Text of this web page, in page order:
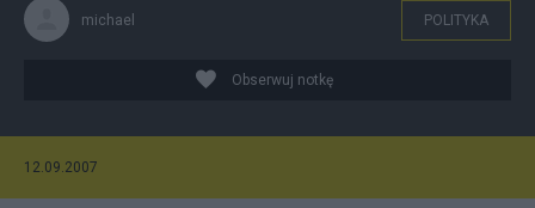
michael POLITYKA
Obserwuj notkę
12.09.2007